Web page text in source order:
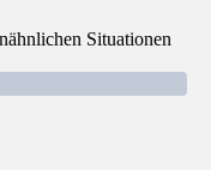
Situationen